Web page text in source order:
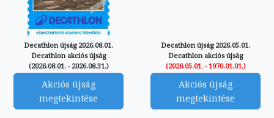
Decathlon újság 2026.08.01.
Decathlon akciós újság
(2026.08.01. - 2026.08.31.)
Akciós újság
megtekintése
Decathlon újság 2026.05.01.
Decathlon akciós újság
(2026.05.01. - 1970.01.01.)
Akciós újság
megtekintése